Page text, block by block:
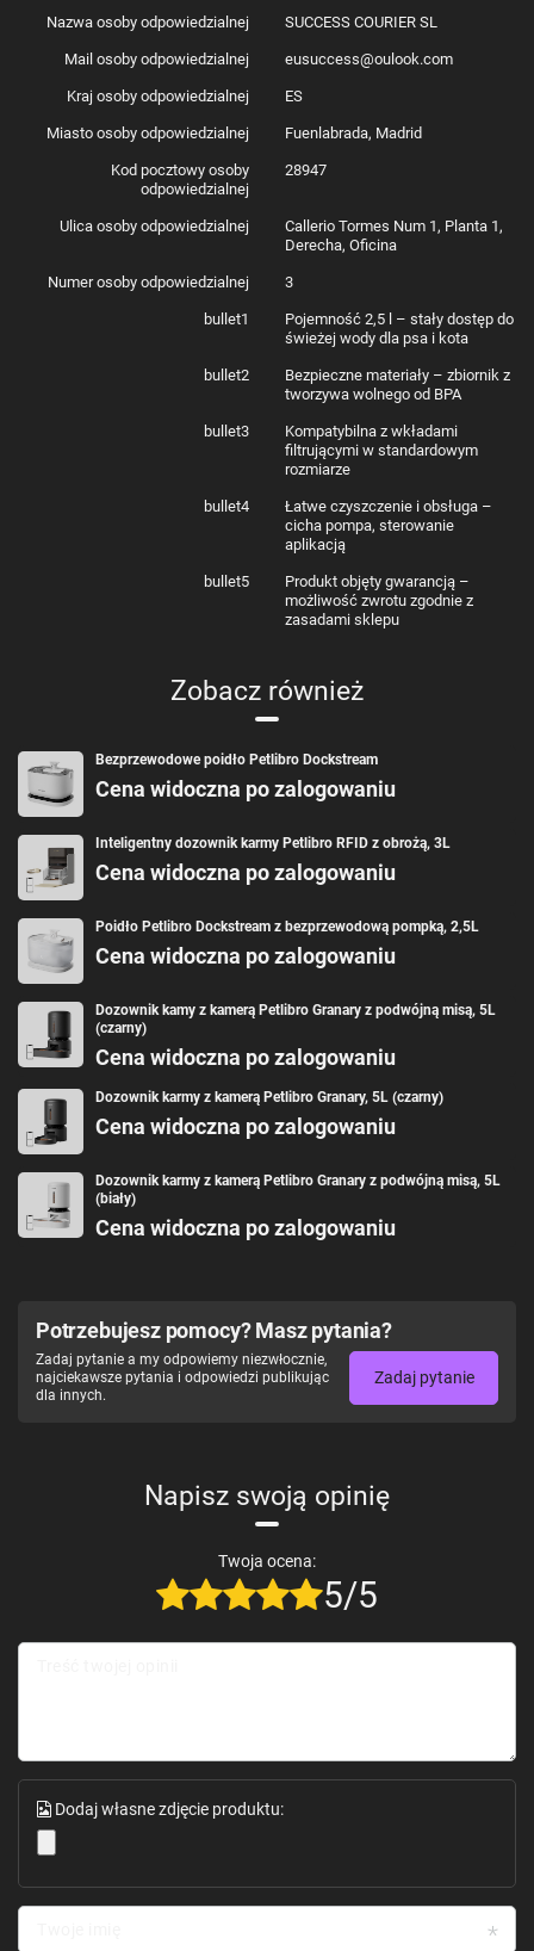
Kompatybilne systemyAndroid, iOS
Wymiary
231 x 191 x 161 mm
Nazwa osoby odpowiedzialnej SUCCESS COURIER SL
Mail osoby odpowiedzialnej eusuccess@oulook.com
Kraj osoby odpowiedzialnej ES
Miasto osoby odpowiedzialnej Fuenlabrada, Madrid
Kod pocztowy osoby
odpowiedzialnej
28947
Ulica osoby odpowiedzialnej
Callerio Tormes Num 1, Planta 1,
Derecha, Oficina
Numer osoby odpowiedzialnej 3
bullet1
Pojemność 2,5 l – stały dostęp do
świeżej wody dla psa i kota
bullet2
Bezpieczne materiały – zbiornik z
tworzywa wolnego od BPA
bullet3
Kompatybilna z wkładami
filtrującymi w standardowym
rozmiarze
bullet4
Łatwe czyszczenie i obsługa –
cicha pompa, sterowanie
aplikacją
bullet5
Produkt objęty gwarancją –
możliwość zwrotu zgodnie z
zasadami sklepu
Zobacz również
Bezprzewodowe poidło Petlibro Dockstream
Cena widoczna po zalogowaniu
Inteligentny dozownik karmy Petlibro RFID z obrożą, 3L
Cena widoczna po zalogowaniu
Poidło Petlibro Dockstream z bezprzewodową pompką, 2,5L
Cena widoczna po zalogowaniu
Dozownik kamy z kamerą Petlibro Granary z podwójną misą, 5L
(czarny)
Cena widoczna po zalogowaniu
Dozownik karmy z kamerą Petlibro Granary, 5L (czarny)
Cena widoczna po zalogowaniu
Dozownik karmy z kamerą Petlibro Granary z podwójną misą, 5L
(biały)
Cena widoczna po zalogowaniu
Potrzebujesz pomocy? Masz pytania?
Zadaj pytanie a my odpowiemy niezwłocznie,
najciekawsze pytania i odpowiedzi publikując
dla innych.
Zadaj pytanie
Napisz swoją opinię
Twoja ocena:
5/5
Dodaj własne zdjęcie produktu: